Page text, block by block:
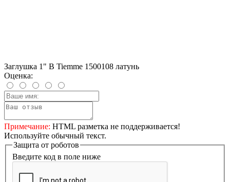
Заглушка 1" В Tiemme 1500108 латунь
Оценка:
Примечание: HTML разметка не поддерживается!
Используйте обычный текст.
Защита от роботов
Введите код в поле ниже